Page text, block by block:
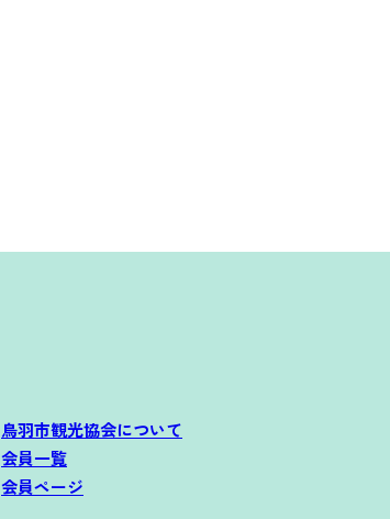
鳥羽市観光協会について
会員一覧
会員ページ